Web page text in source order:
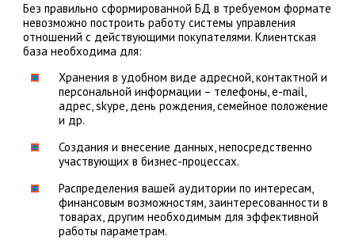
Без правильно сформированной БД в требуемом формате
невозможно построить работу системы управления
отношений с действующими покупателями. Клиентская
база необходима для:
Хранения в удобном виде адресной, контактной и
персональной информации – телефоны, e-mail,
адрес, skype, день рождения, семейное положение
и др.
Создания и внесение данных, непосредственно
участвующих в бизнес-процессах.
Распределения вашей аудитории по интересам,
финансовым возможностям, заинтересованности в
товарах, другим необходимым для эффективной
работы параметрам.